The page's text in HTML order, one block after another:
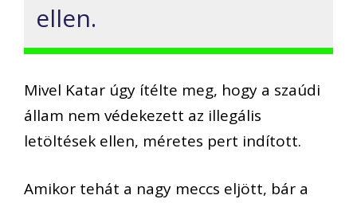
ellen.
Mivel Katar úgy ítélte meg, hogy a szaúdi
állam nem védekezett az illegális
letöltések ellen, méretes pert indított.
Amikor tehát a nagy meccs eljött, bár a